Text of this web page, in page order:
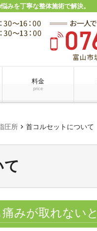
みを丁寧な整体施術で解決。
料金
price
圧所 chevron_right 首コルセットについて
て
みが取れない